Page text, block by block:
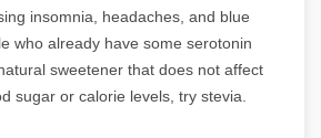
insomnia, headaches, and blue
who already have some serotonin
sweetener that does not affect
sugar or calorie levels, try stevia.